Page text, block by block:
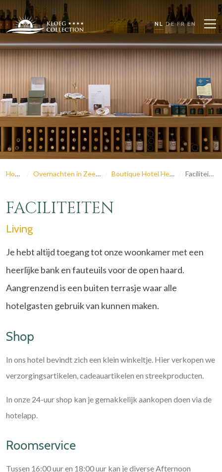
NL DE FR EN
Home Overnachten in Zeeland Boutique Hotel Helder Faciliteiten
FACILITEITEN
Living
Je hebt altijd toegang tot onze woonkamer met een
heerlijke bank en fauteuils voor de open haard.
Aangrenzend is een buiten terrasje waar alle
hotelgasten gebruik van kunnen maken.
Shop
In ons hotel bevindt zich een klein winkeltje. Hier verkopen we
verzorgingsartikelen, cadeauartikelen en streekproducten.
In onze 24-uur shop kan je gemakkelijk aankopen doen via de
hotelapp.
Roomservice
Tussen 16:00 uur en 18:00 uur kan je diverse Afternoon